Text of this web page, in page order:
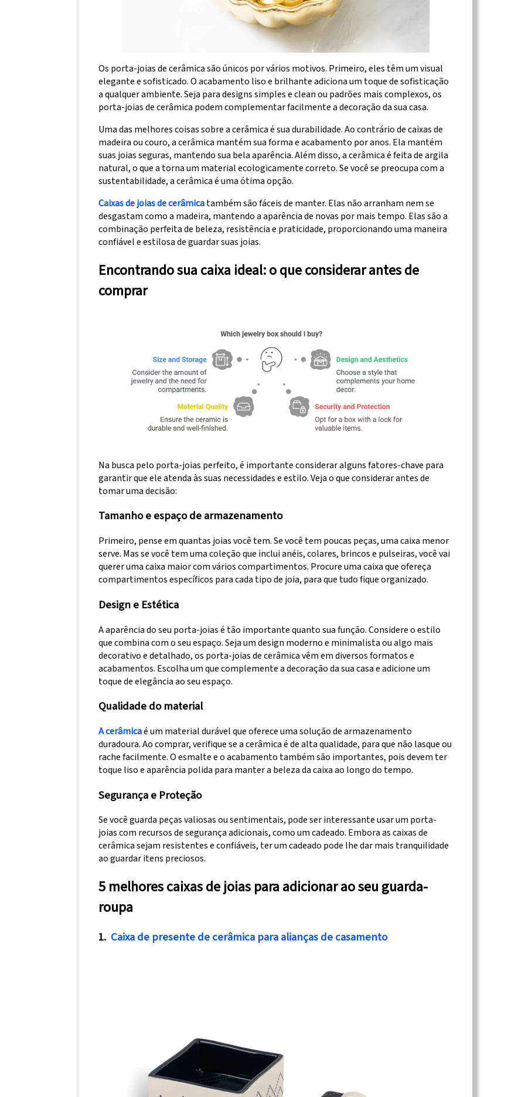
Os porta-joias de cerâmica são únicos por vários motivos. Primeiro, eles têm um visual
elegante e sofisticado. O acabamento liso e brilhante adiciona um toque de sofisticação
a qualquer ambiente. Seja para designs simples e clean ou padrões mais complexos, os
porta-joias de cerâmica podem complementar facilmente a decoração da sua casa.
Uma das melhores coisas sobre a cerâmica é sua durabilidade. Ao contrário de caixas de
madeira ou couro, a cerâmica mantém sua forma e acabamento por anos. Ela mantém
suas joias seguras, mantendo sua bela aparência. Além disso, a cerâmica é feita de argila
natural, o que a torna um material ecologicamente correto. Se você se preocupa com a
sustentabilidade, a cerâmica é uma ótima opção.
Caixas de joias de cerâmicatambém são fáceis de manter. Elas não arranham nem se
desgastam como a madeira, mantendo a aparência de novas por mais tempo. Elas são a
combinação perfeita de beleza, resistência e praticidade, proporcionando uma maneira
confiável e estilosa de guardar suas joias.
Encontrando sua caixa ideal: o que considerar antes de
comprar
Na busca pelo porta-joias perfeito, é importante considerar alguns fatores-chave para
garantir que ele atenda às suas necessidades e estilo. Veja o que considerar antes de
tomar uma decisão:
Tamanho e espaço de armazenamento
Primeiro, pense em quantas joias você tem. Se você tem poucas peças, uma caixa menor
serve. Mas se você tem uma coleção que inclui anéis, colares, brincos e pulseiras, você vai
querer uma caixa maior com vários compartimentos. Procure uma caixa que ofereça
compartimentos específicos para cada tipo de joia, para que tudo fique organizado.
Design e Estética
A aparência do seu porta-joias é tão importante quanto sua função. Considere o estilo
que combina com o seu espaço. Seja um design moderno e minimalista ou algo mais
decorativo e detalhado, os porta-joias de cerâmica vêm em diversos formatos e
acabamentos. Escolha um que complemente a decoração da sua casa e adicione um
toque de elegância ao seu espaço.
Qualidade do material
A cerâmicaé um material durável que oferece uma solução de armazenamento
duradoura. Ao comprar, verifique se a cerâmica é de alta qualidade, para que não lasque ou
rache facilmente. O esmalte e o acabamento também são importantes, pois devem ter
toque liso e aparência polida para manter a beleza da caixa ao longo do tempo.
Segurança e Proteção
Se você guarda peças valiosas ou sentimentais, pode ser interessante usar um porta-
joias com recursos de segurança adicionais, como um cadeado. Embora as caixas de
cerâmica sejam resistentes e confiáveis, ter um cadeado pode lhe dar mais tranquilidade
ao guardar itens preciosos.
5 melhores caixas de joias para adicionar ao seu guarda-
roupa
1. Caixa de presente de cerâmica para alianças de casamento